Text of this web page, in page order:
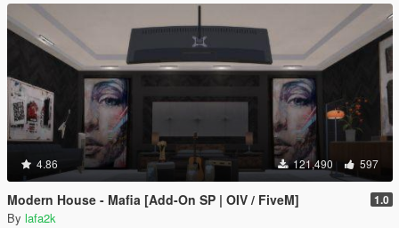
4.86 121,490 597
Modern House - Mafia [Add-On SP | OIV / FiveM] 1.0
By lafa2k